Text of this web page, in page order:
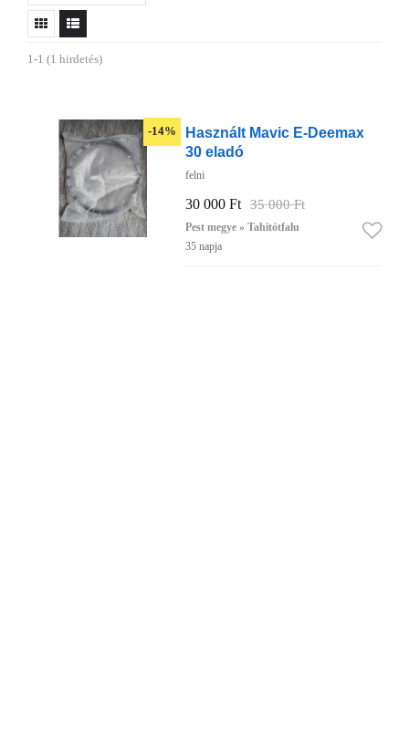
1-1 (1 hirdetés)
-14%
Használt Mavic E-Deemax
30 eladó
felni
30 000 Ft 35 000 Ft
Pest megye » Tahitótfalu
35 napja